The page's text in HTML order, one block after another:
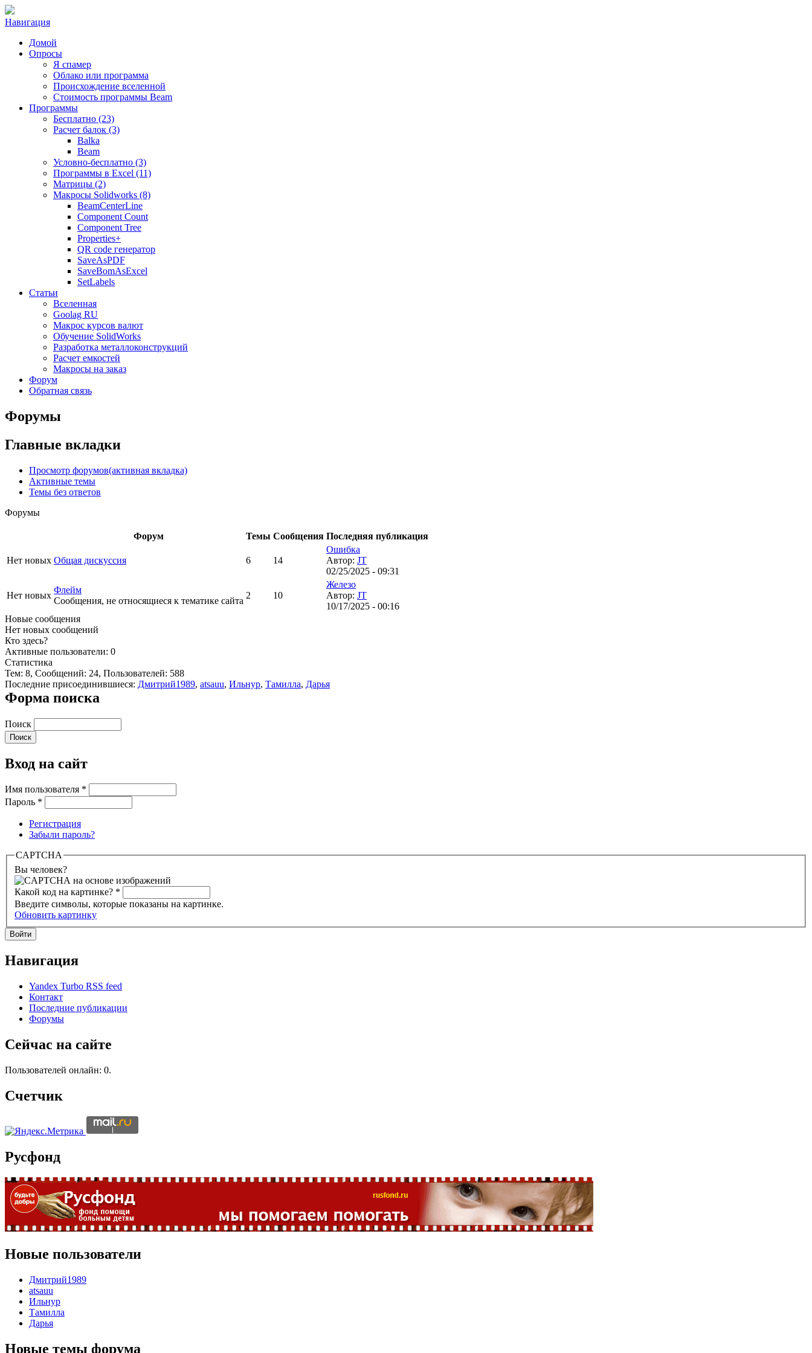
Навигация
Домой
Опросы
Я спамер
Облако или программа
Происхождение вселенной
Стоимость программы Beam
Программы
Бесплатно (23)
Расчет балок (3)
Balka
Beam
Условно-бесплатно (3)
Программы в Excel (11)
Матрицы (2)
Макросы Solidworks (8)
BeamCenterLine
Component Count
Component Tree
Properties+
QR code генератор
SaveAsPDF
SaveBomAsExcel
SetLabels
Статьи
Вселенная
Goolag RU
Макрос курсов валют
Обучение SolidWorks
Разработка металлоконструкций
Расчет емкостей
Макросы на заказ
Форум
Обратная связь
Форумы
Главные вкладки
Просмотр форумов(активная вкладка)
Активные темы
Темы без ответов
Форумы
Форум Темы Сообщения Последняя публикация
Нет новых Общая дискуссия 6 14
Ошибка
Автор: JT
02/25/2025 - 09:31
Нет новых
Флейм
Сообщения, не относящиеся к тематике сайта
2 10
Железо
Автор: JT
10/17/2025 - 00:16
Новые сообщения
Нет новых сообщений
Кто здесь?
Активные пользователи: 0
Статистика
Тем: 8, Сообщений: 24, Пользователей: 588
Последние присоединившиеся: Дмитрий1989, atsauu, Ильнур, Тамилла, Дарья
Форма поиска
Поиск
Вход на сайт
Имя пользователя *
Пароль *
Регистрация
Забыли пароль?
CAPTCHA
Вы человек?
Какой код на картинке? *
Введите символы, которые показаны на картинке.
Обновить картинку
Навигация
Yandex Turbo RSS feed
Контакт
Последние публикации
Форумы
Сейчас на сайте
Пользователей онлайн: 0.
Счетчик
Русфонд
Новые пользователи
Дмитрий1989
atsauu
Ильнур
Тамилла
Дарья
Новые темы форума